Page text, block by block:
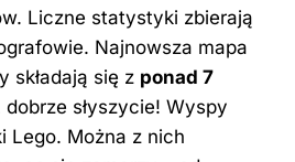
Liczne statystyki zbierają
Najnowsza mapa
składają się z ponad 7
dobrze słyszycie! Wyspy
Lego. Można z nich